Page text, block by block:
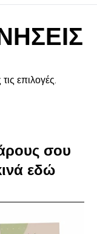
επιλογές.
σου
εδώ